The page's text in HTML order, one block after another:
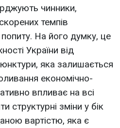
чинники,
темпів
попиту. На його думку, це
України від
яка залишається
економічно-
впливає на всі
структурні зміни у бік
вартістю, яка є